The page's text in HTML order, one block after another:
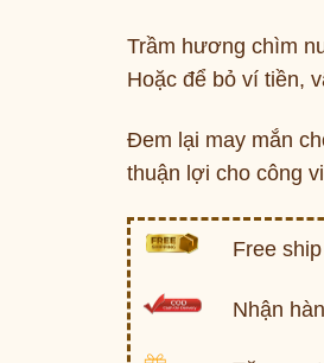
Trầm hương chìm
Hoặc để bỏ ví tiền,
Đem lại may mắn
thuận lợi cho công
Free
Nhận